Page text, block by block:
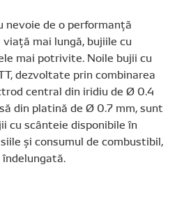
nevoie de o performanţă
mai lungă, bujiile cu
mai potrivite. Noile bujii cu
dezvoltate prin combinarea
central din iridiu de Ø 0.4
din platină de Ø 0.7 mm, sunt
cu scânteie disponibile în
şi consumul de combustibil,